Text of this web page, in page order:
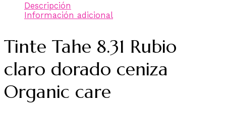
Descripción
Información adicional
Tinte Tahe 8.31 Rubio
claro dorado ceniza
Organic care